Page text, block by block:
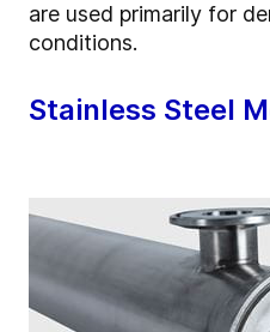
are used primarily for
conditions.
Stainless Steel